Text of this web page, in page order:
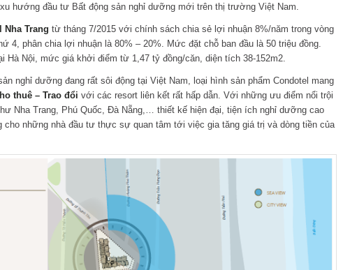
hướng đầu tư Bất động sản nghỉ dưỡng mới trên thị trường Việt Nam.
Nha Trang từ tháng 7/2015 với chính sách chia sẻ lợi nhuận 8%/năm trong vòng
4, phân chia lợi nhuận là 80% – 20%. Mức đặt chỗ ban đầu là 50 triệu đồng.
Nội, mức giá khởi điểm từ 1,47 tỷ đồng/căn, diện tích 38-152m2.
nghỉ dưỡng đang rất sôi động tại Việt Nam, loại hình sản phẩm Condotel mang
thuê – Trao đổi với các resort liên kết rất hấp dẫn. Với những ưu điểm nổi trội
Nha Trang, Phú Quốc, Đà Nẵng,… thiết kế hiện đại, tiện ích nghỉ dưỡng cao
những nhà đầu tư thực sự quan tâm tới việc gia tăng giá trị và dòng tiền của